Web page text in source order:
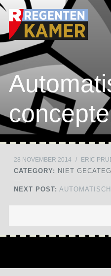
Skip to content
28 NOVEMBER 2014 / ERIC
CATEGORY: NIET
NEXT POST: